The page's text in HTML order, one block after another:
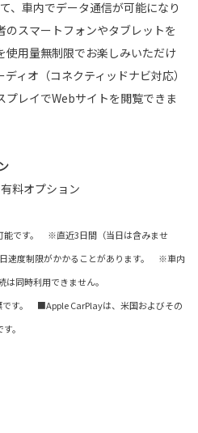
、車内でデータ通信が可能になり
のスマートフォンやタブレットを
使用量無制限でお楽しみいただけ
ィオ（コネクティッドナビ対応）
レイでWebサイトを閲覧できま
料オプション
能です。 ※直近3日間（当日は含みませ
速度制限がかかることがあります。 ※車内
同時利用できません。
す。 ■Apple CarPlayは、米国およびその
。